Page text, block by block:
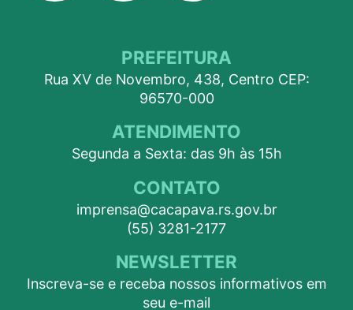
PREFEITURA
Rua XV de Novembro, 438, Centro CEP:
96570-000
ATENDIMENTO
Segunda a Sexta: das 9h às 15h
CONTATO
imprensa@cacapava.rs.gov.br
(55) 3281-2177
NEWSLETTER
Inscreva-se e receba nossos informativos em
seu e-mail